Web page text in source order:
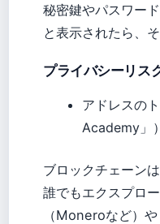
秘密鍵やパスワー
と表示されたら、
プライバシーリス
アドレスの
Academy」）
ブロックチェーン
誰でもエクスプロ
（Moneroなど）